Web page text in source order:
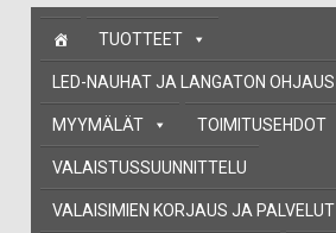
Skip
content
TUOTTEET
LED-NAUHAT JA LANGATON OHJAUS
MYYMÄLÄT TOIMITUSEHDOT
VALAISTUSSUUNNITTELU
VALAISIMIEN KORJAUS JA PALVELUT